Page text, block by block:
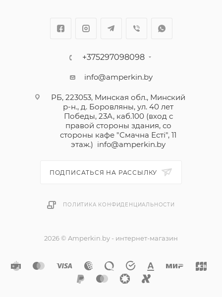
+375297098098
info@amperkin.by
РБ, 223053, Минская обл., Минский
р-н., д. Боровляны, ул. 40 лет
Победы, 23А, каб.100 (вход с
правой стороны здания, со
стороны кафе "Смачна Естi", 11
этаж.) info@amperkin.by
ПОДПИСАТЬСЯ НА РАССЫЛКУ
ПОЛИТИКА КОНФИДЕНЦИАЛЬНОСТИ
2026 © Amperkin.by - интернет-магазин